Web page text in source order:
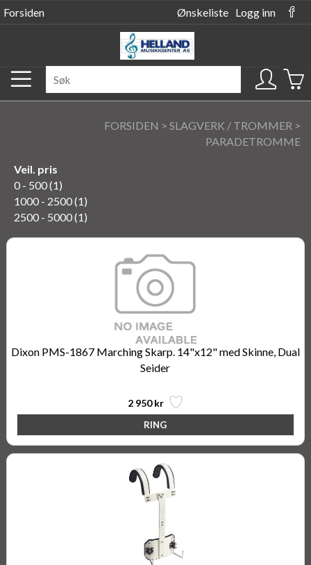
Forsiden Ønskeliste Logg inn
FORSIDEN > SLAGVERK / TROMMER >
PARADETROMME
Veil. pris
0 - 500 (1)
1000 - 2500 (1)
2500 - 5000 (1)
Dixon PMS-1867 Marching Skarp. 14"x12" med Skinne, Dual
Seider
2 950 kr